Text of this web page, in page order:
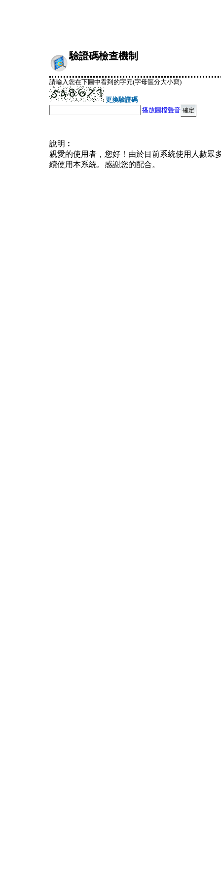
驗證碼檢查機制
請輸入您在下圖中看到的字元(字母區分大小寫)
更換驗證碼
播放圖檔聲音
說明︰
親愛的使用者，您好！由於目前系統使用人數眾
續使用本系統。感謝您的配合。